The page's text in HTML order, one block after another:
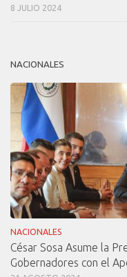
8 JULIO 2024
NACIONALES
NACIONALES
César Sosa Asume la
Gobernadores con el